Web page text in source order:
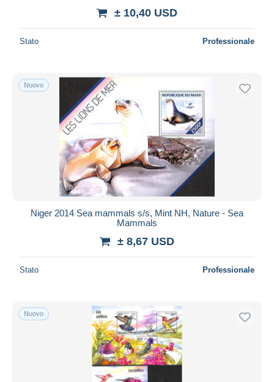
± 10,40 USD
Stato Professionale
Nuovo
Niger 2014 Sea mammals s/s, Mint NH, Nature - Sea
Mammals
± 8,67 USD
Stato Professionale
Nuovo